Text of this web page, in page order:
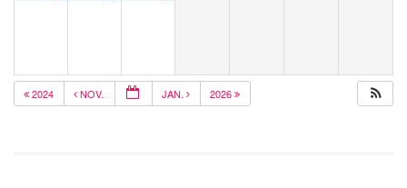
2024 NOV. JAN. 2026